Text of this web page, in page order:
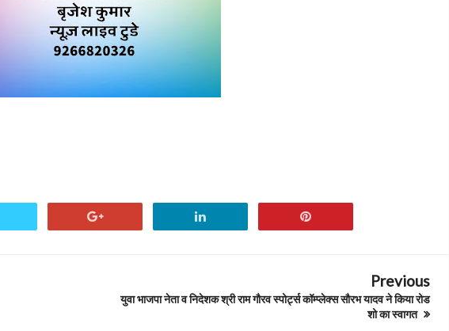
Previous
युवा भाजपा नेता व निदेशक श्री राम गौरव स्पोर्ट्स कॉम्प्लेक्स सौरभ यादव ने किया रोड
शो का स्वागत